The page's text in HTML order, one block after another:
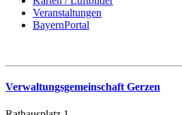
Veranstaltungen
BayernPortal
Verwaltungsgemeinschaft Gerzen